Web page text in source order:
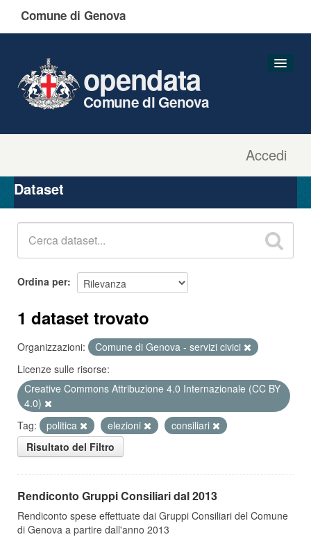
Comune di Genova
Accedi
opendata
Comune di Genova
Organizzazioni
Gruppi
Dataset
Ordina per
1 dataset trovato
Organizzazioni:
Comune di Genova - servizi civici
Licenze sulle risorse:
Creative Commons Attribuzione 4.0 Internazionale (CC BY
4.0)
Tag:
politica elezioni
consiliari
Risultato del Filtro
Rendiconto Gruppi Consiliari dal 2013
Rendiconto spese effettuate dai Gruppi Consiliari del Comune
di Genova a partire dall'anno 2013